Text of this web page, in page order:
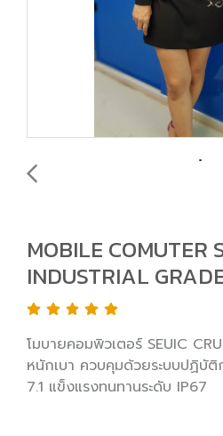
MOBILE COMUTER
INDUSTRIAL
โมบายคอมพิวเตอร์ SEUIC
หนักเบา ควบคุมด้วยระบบปฏิบัติ
7.1 แข็งแรงทนทานระดับ IP67